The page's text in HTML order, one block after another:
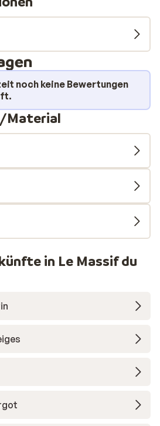
noch keine Bewertungen
Material
in Le Massif du